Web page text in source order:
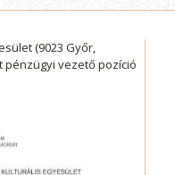
(9023 Győr,
pénzügyi vezető pozíció